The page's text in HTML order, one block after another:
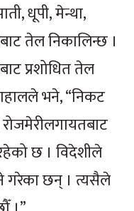
धूपी, मेन्था,
तेल निकालिन्छ ।
प्रशोधित तेल
भने, “निकट
छ । विदेशीले
गरेका छन् । त्यसैले